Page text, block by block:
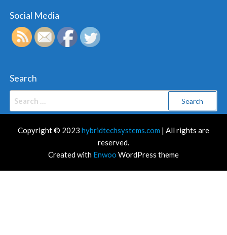
Social Media
Search
Copyright © 2023 hybridtechsystems.com | All rights are
reserved.
Created with Enwoo WordPress theme